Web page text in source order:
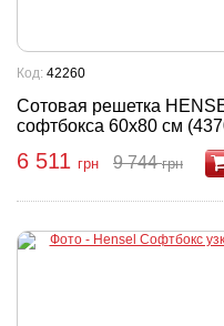
Сотовая решетка
софтбокса 60x80 см
Код: 42260
6 511 грн 9 744грн